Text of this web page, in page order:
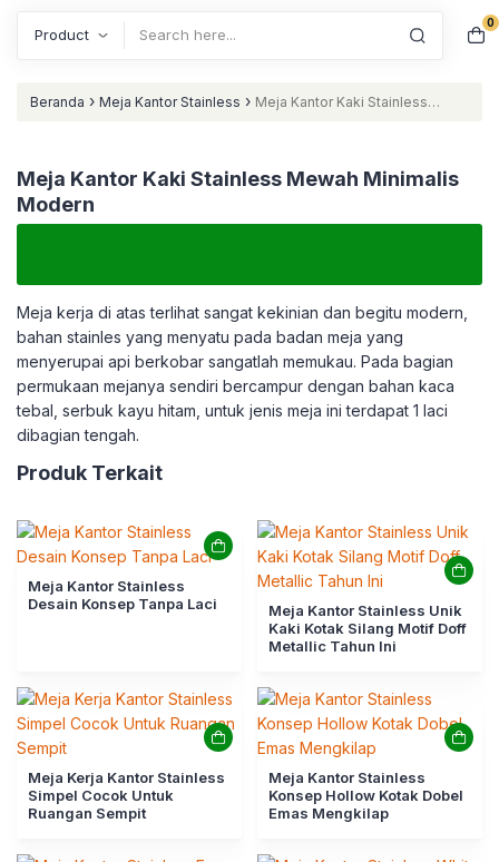
0
Beranda › Meja Kantor Stainless › Meja Kantor Kaki Stainless
Meja Kantor Kaki Stainless Mewah Minimalis
Modern
Meja kerja di atas terlihat sangat kekinian dan begitu modern,
bahan stainles yang menyatu pada badan meja yang
menyerupai api berkobar sangatlah memukau. Pada bagian
permukaan mejanya sendiri bercampur dengan bahan kaca
tebal, serbuk kayu hitam, untuk jenis meja ini terdapat 1 laci
dibagian tengah.
Produk Terkait
Meja Kantor Stainless
Desain Konsep Tanpa Laci
Meja Kantor Stainless Unik
Kaki Kotak Silang Motif Doff
Metallic Tahun Ini
Meja Kerja Kantor Stainless
Simpel Cocok Untuk
Ruangan Sempit
Meja Kantor Stainless
Konsep Hollow Kotak Dobel
Emas Mengkilap